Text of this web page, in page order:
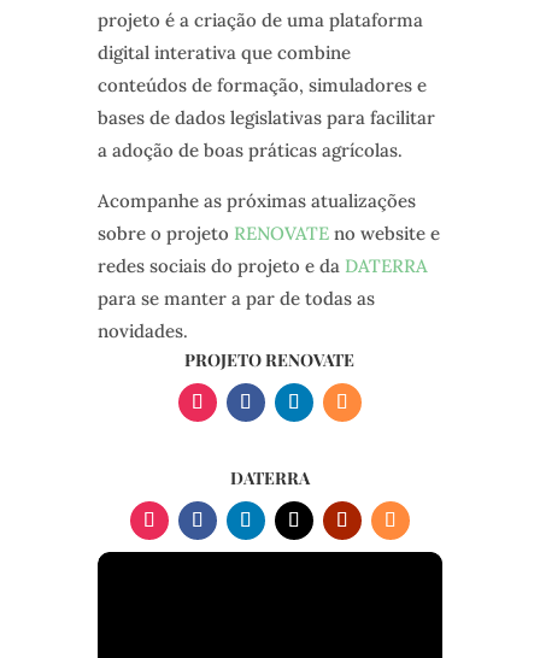
projeto é a criação de uma plataforma
digital interativa que combine
conteúdos de formação, simuladores e
bases de dados legislativas para facilitar
a adoção de boas práticas agrícolas.
Acompanhe as próximas atualizações
sobre o projeto RENOVATEno website e
redes sociais do projeto e da DATERRA
para se manter a par de todas as
novidades.
PROJETO RENOVATE
DATERRA